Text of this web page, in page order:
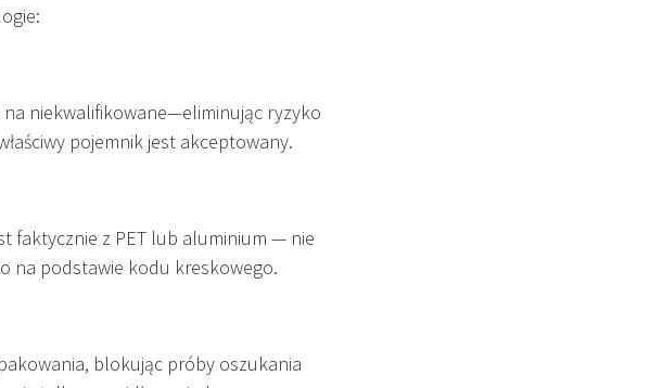
niekwalifikowane—eliminując ryzyko
pojemnik jest akceptowany.
faktycznie z PET lub aluminium — nie
na podstawie kodu kreskowego.
blokując próby oszukania